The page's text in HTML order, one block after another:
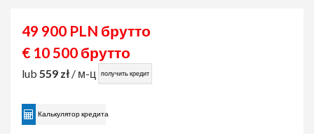
49 900 PLN брутто
€ 10 500 брутто
lub 559 zł / м-ц получить кредит
Калькулятор кредита